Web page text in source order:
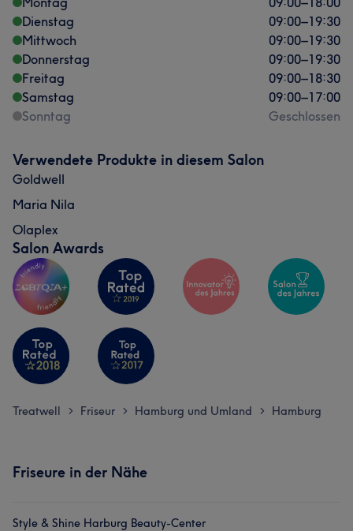
Was unsere Kunden über Naz sagen
Talentiert
Freundlich
Dienstag
09:00–19:30
Mittwoch
09:00–19:30
Donnerstag
09:00–19:30
Freitag
09:00–18:30
Samstag
09:00–17:00
Sonntag
Geschlossen
Verwendete Produkte in diesem Salon
Goldwell
Maria Nila
Olaplex
Salon Awards
Treatwell > Friseur > Hamburg und Umland > Hamburg
Friseure in der Nähe
Style & Shine Harburg Beauty-Center